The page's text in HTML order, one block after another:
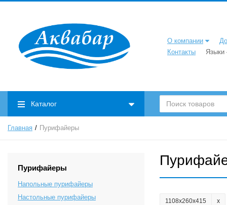
О компании
Контакты
Языки
Каталог
Главная Пурифайеры
Пурифайеры
Напольные пурифайеры
Настольные пурифайеры
1108х260х415